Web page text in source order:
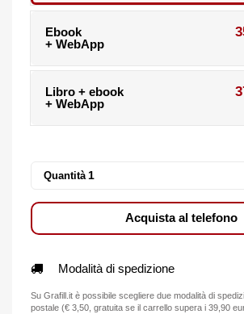
Ebook
+ WebApp
Libro + ebook
+ WebApp
Quantità
Acquista al telefono
Modalità di spedizione
Su Grafill.it è possibile scegliere due modalità di
postale (€ 3,50, gratuita se il carrello supera i 39,90